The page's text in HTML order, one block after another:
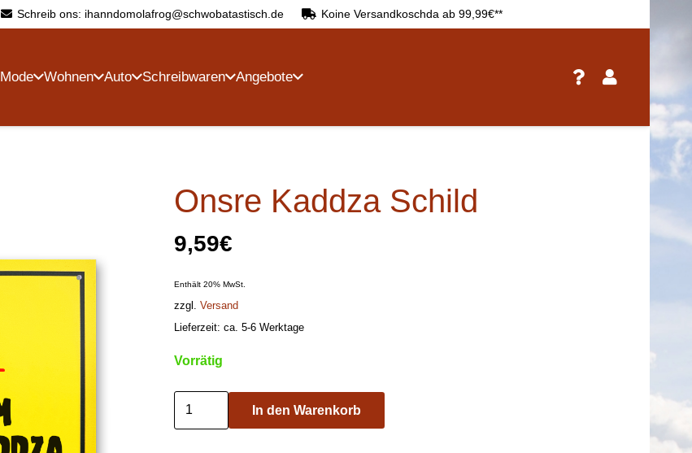
Schreib ons: ihanndomolafrog@schwobatastisch.de Koine Versandkoschda ab 99,99€**
Mode Wohnen Auto Schreibwaren Angebote
Onsre Kaddza Schild
9,59€
Enthält 20% MwSt.
zzgl. Versand
Lieferzeit: ca. 5-6 Werktage
Vorrätig
In den Warenkorb